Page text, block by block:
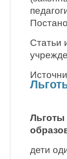
Статьи
Льготы
дети